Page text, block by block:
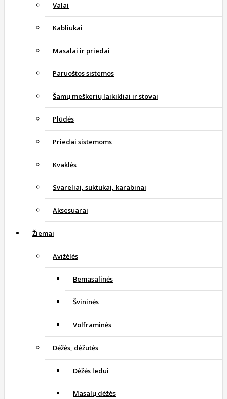
Valai
Kabliukai
Masalai ir priedai
Paruoštos sistemos
Šamų meškerių laikikliai ir stovai
Plūdės
Priedai sistemoms
Kvaklės
Svareliai, suktukai, karabinai
Aksesuarai
Žiemai
Avižėlės
Bemasalinės
Švininės
Volframinės
Dėžės, dėžutės
Dėžės ledui
Masalų dėžės